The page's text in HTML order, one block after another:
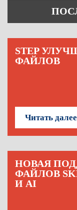
STEP
ФАЙЛОВ
Читать далее
НОВАЯ
ФАЙЛОВ
И AI